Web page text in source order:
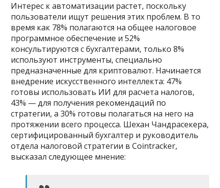
Интерес к автоматизации растет, поскольку
пользователи ищут решения этих проблем. В то
время как 78% полагаются на общее налоговое
программное обеспечение и 52%
консультируются с бухгалтерами, только 8%
используют инструменты, специально
предназначенные для криптовалют. Начинается
внедрение искусственного интеллекта: 47%
готовы использовать ИИ для расчета налогов,
43% — для получения рекомендаций по
стратегии, а 30% готовы полагаться на него на
протяжении всего процесса. Шехан Чандрасекера,
сертифицированный бухгалтер и руководитель
отдела налоговой стратегии в Cointracker,
высказал следующее мнение: